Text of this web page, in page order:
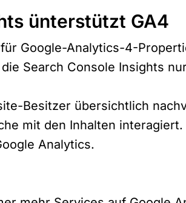
ünterstützt GA4
Google-Analytics-4-
Search Console Insights
Besitzer übersichtlich
mit den Inhalten interagiert.
Analytics.